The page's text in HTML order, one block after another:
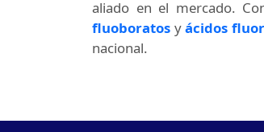
aliado en el mercado.
fluoboratos yácidos
nacional.